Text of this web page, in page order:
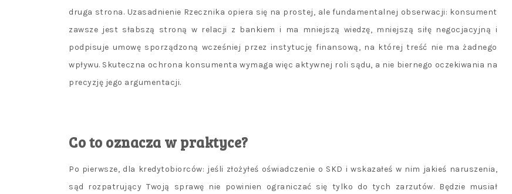
druga strona. Uzasadnienie Rzecznika opiera się na prostej, ale fundamentalnej obserwacji: konsument
zawsze jest słabszą stroną w relacji z bankiem i ma mniejszą wiedzę, mniejszą siłę negocjacyjną i
podpisuje umowę sporządzoną wcześniej przez instytucję finansową, na której treść nie ma żadnego
wpływu. Skuteczna ochrona konsumenta wymaga więc aktywnej roli sądu, a nie biernego oczekiwania na
precyzję jego argumentacji.
Co to oznacza w praktyce?
Po pierwsze, dla kredytobiorców: jeśli złożyłeś oświadczenie o SKD i wskazałeś w nim jakieś naruszenia,
sąd rozpatrujący Twoją sprawę nie powinien ograniczać się tylko do tych zarzutów. Będzie musiał